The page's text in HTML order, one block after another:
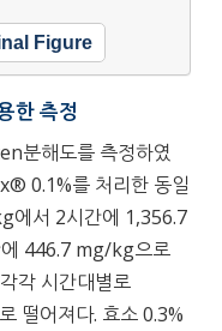
Figure
한 측정
분해도를 측정하였
0.1%를 처리한 동일
에서 2시간에 1,356.7
446.7 mg/kg으로
각 시간대별로
떨어져다. 효소 0.3%